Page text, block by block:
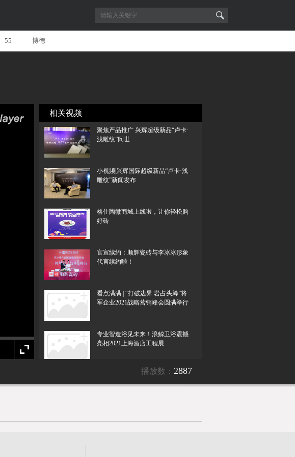
55 博德
相关视频
聚焦产品推广 兴辉超级新品“卢卡·
浅雕纹”问世
小视频|兴辉国际超级新品“卢卡·浅
雕纹”新闻发布
格仕陶微商城上线啦，让你轻松购
好砖
官宣续约：顺辉瓷砖与李冰冰形象
代言续约啦！
看点满满 | “打破边界 岩占头筹”将
军企业2021战略营销峰会圆满举行
专业智造浴见未来！浪鲸卫浴震撼
亮相2021上海酒店工程展
浪鲸卫浴荣获Hotel & Shop Plus
“最受设计师欢迎品牌奖”
播放数： 2887